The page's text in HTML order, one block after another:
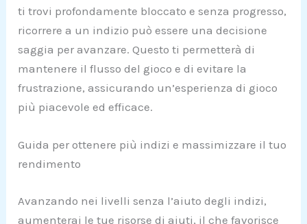
ti trovi profondamente bloccato e senza progresso,
ricorrere a un indizio può essere una decisione
saggia per avanzare. Questo ti permetterà di
mantenere il flusso del gioco e di evitare la
frustrazione, assicurando un’esperienza di gioco
più piacevole ed efficace.
Guida per ottenere più indizi e massimizzare il tuo
rendimento
Avanzando nei livelli senza l’aiuto degli indizi,
aumenterai le tue risorse di aiuti, il che favorisce